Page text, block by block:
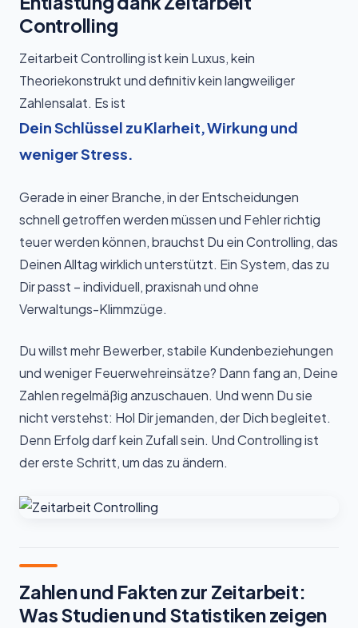
Controlling
Zeitarbeit Controlling ist kein Luxus, kein
Theoriekonstrukt und definitiv kein langweiliger
Zahlensalat. Es ist
Dein Schlüssel zu Klarheit, Wirkung und
weniger Stress.
Gerade in einer Branche, in der Entscheidungen
schnell getroffen werden müssen und Fehler richtig
teuer werden können, brauchst Du ein Controlling, das
Deinen Alltag wirklich unterstützt. Ein System, das zu
Dir passt – individuell, praxisnah und ohne
Verwaltungs-Klimmzüge.
Du willst mehr Bewerber, stabile Kundenbeziehungen
und weniger Feuerwehreinsätze? Dann fang an, Deine
Zahlen regelmäßig anzuschauen. Und wenn Du sie
nicht verstehst: Hol Dir jemanden, der Dich begleitet.
Denn Erfolg darf kein Zufall sein. Und Controlling ist
der erste Schritt, um das zu ändern.
Zahlen und Fakten zur Zeitarbeit:
Was Studien und Statistiken zeigen